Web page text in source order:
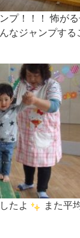
プ！！！ 怖が
なジャンプする
たよ また平